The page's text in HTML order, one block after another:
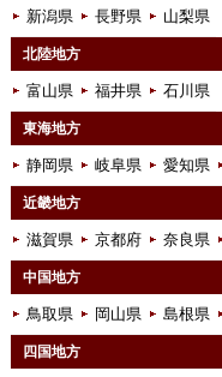
新潟県 長野県 山梨県
北陸地方
富山県 福井県 石川県
東海地方
静岡県 岐阜県 愛知県
近畿地方
滋賀県 京都府 奈良県
中国地方
鳥取県 岡山県 島根県
四国地方